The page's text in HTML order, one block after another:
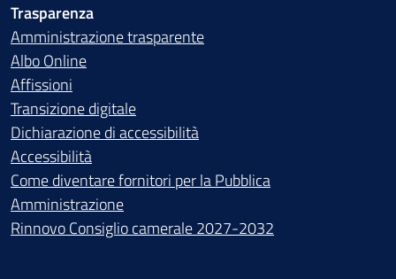
Trasparenza
Amministrazione trasparente
Albo Online
Affissioni
Transizione digitale
Dichiarazione di accessibilità
Accessibilità
Come diventare fornitori per la Pubblica
Amministrazione
Rinnovo Consiglio camerale 2027-2032